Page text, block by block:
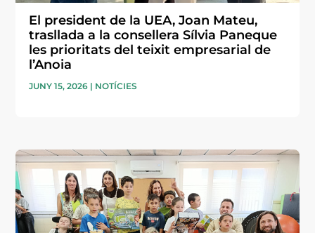
El president de la UEA, Joan Mateu,
trasllada a la consellera Sílvia Paneque
les prioritats del teixit empresarial de
l’Anoia
JUNY 15, 2026 | NOTÍCIES